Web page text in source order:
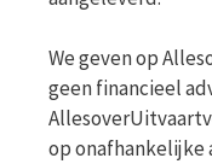
We geven op
geen financieel
op